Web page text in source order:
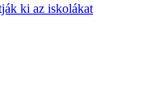
ki az iskolákat